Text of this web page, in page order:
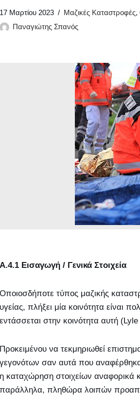
17 Μαρτίου 2023 Μαζικές Καταστροφές,
Παναγιώτης Σπανός
Α.4.1 Εισαγωγή / Γενικά Στοιχεία
Οποιοσδήποτε τύπος μαζικής
υγείας, πλήξει μία κοινότητα είναι
εντάσσεται στην κοινότητα αυτή
Προκειμένου να τεκμηριωθεί
γεγονότων σαν αυτά που
η καταχώρηση στοιχείων αναφορικά
παράλληλα, πληθώρα λοιπών